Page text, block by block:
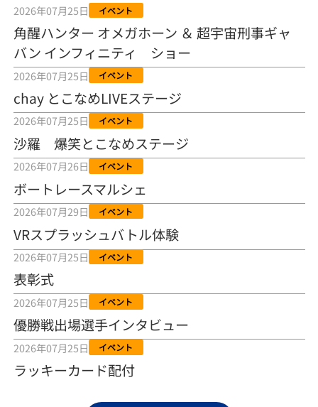
ド！／常滑ボート
2026年08月04日
【ボートレース】「しょっぱいですね」初優勝の宮崎心之介が水神
祭で満面の笑み／常滑 - 日刊スポーツ
2026年08月04日
【ボート】とこなめルーキーＳ 宮崎心之介がデビューから１年９カ
月で初優勝
2026年08月04日
【ボートレース】12R優勝戦のスタート特訓実施 初Ｖ目指す宮崎心
之介の仕上がり上々／常滑 - 日刊スポーツ
2026年08月04日
【とこなめボート ルーキーシリーズ第15戦】荒木颯斗 当地フレッシ
ュルーキーが初Vで恩返しを
2026年08月03日
【とこなめボート】ういちの「好配招き猫」ルーキーシリーズ第15
戦～自分の収支状況も想定してこそ〝本物の予想〟！／ボートレー
ス
2026年08月03日
【ボートレース】荒木颯斗が地元唯一の優出！３号艇でデビュー初
Ｖ狙う「自分の好きな感じになっている」～とこなめルーキーＳ
2026年07月25日 イベント
角醒ハンター オメガホーン ＆ 超宇宙刑事ギャ
バン インフィニティ ショー
2026年07月25日 イベント
chay とこなめLIVEステージ
2026年07月25日 イベント
沙羅 爆笑とこなめステージ
2026年07月26日 イベント
ボートレースマルシェ
2026年07月29日 イベント
VRスプラッシュバトル体験
2026年07月25日 イベント
表彰式
2026年07月25日 イベント
優勝戦出場選手インタビュー
2026年07月25日 イベント
ラッキーカード配付